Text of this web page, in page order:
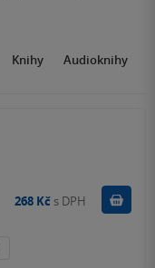
Knihy Audioknihy
268 Kč s DPH